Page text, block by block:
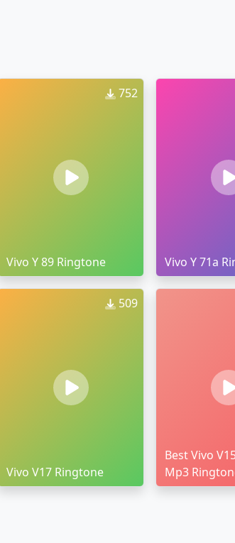
752
Vivo Y 89 Ringtone Vivo Y 71a
509
Vivo V17 Ringtone
Best Vivo
Mp3